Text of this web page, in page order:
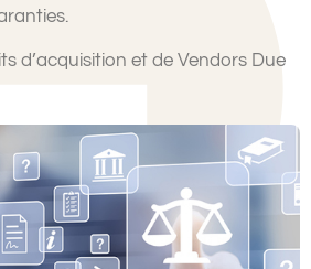
d’acquisition et de Vendors Due